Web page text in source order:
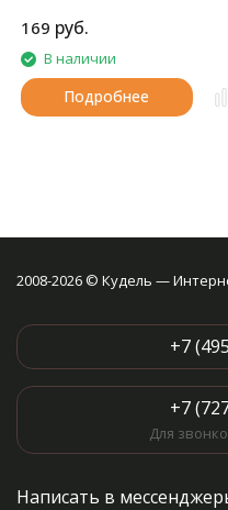
169 руб.
В наличии
Подробнее
2008-2026 © Кудель —
+7
+7
Для
Написать в